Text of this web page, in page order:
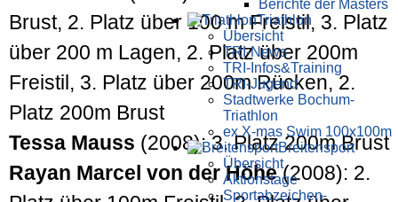
Berichte der Masters
Triathlon
Übersicht
TRI-News
TRI-Infos&Training
TRI-Jugend
Stadtwerke Bochum-
Triathlon
ex X-mas Swim 100x100m
Breiten­sport
Übersicht
Aktionstage
Sportabzeichen-
Brust, 2. Platz über 100 m Freistil, 3. Platz
über 200 m Lagen, 2. Platz über 200m
Freistil, 3. Platz über 200m Rücken, 2.
Platz 200m Brust
Tessa Mauss (2008): 3. Platz 200m Brust
Rayan Marcel von der Höhe(2008): 2.